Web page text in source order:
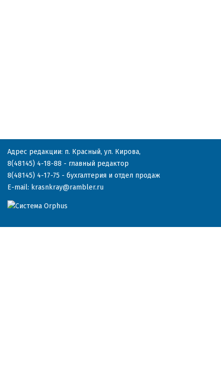
Адрес редакции: п. Красный, ул. Кирова,
8(48145) 4-18-88 - главный редактор
8(48145) 4-17-75 - бухгалтерия и отдел продаж
E-mail: krasnkray@rambler.ru